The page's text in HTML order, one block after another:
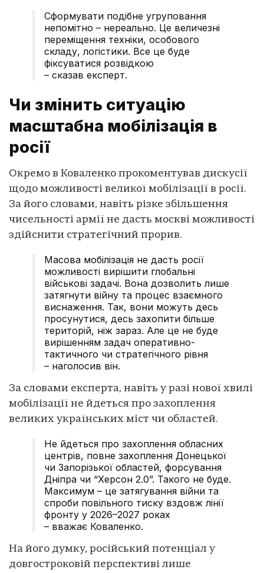
Сформувати подібне угруповання
непомітно – нереально. Це величезні
переміщення техніки, особового
складу, логістики. Все це буде
фіксуватися розвідкою
– сказав експерт.
Чи змінить ситуацію
масштабна мобілізація в
росії
Окремо в Коваленко прокоментував дискусії
щодо можливості великої мобілізації в росії.
За його словами, навіть різке збільшення
чисельності армії не дасть москві можливості
здійснити стратегічний прорив.
Масова мобілізація не дасть росії
можливості вирішити глобальні
військові задачі. Вона дозволить лише
затягнути війну та процес взаємного
виснаження. Так, вони можуть десь
просунутися, десь захопити більше
територій, ніж зараз. Але це не буде
вирішенням задач оперативно-
тактичного чи стратегічного рівня
– наголосив він.
За словами експерта, навіть у разі нової хвилі
мобілізації не йдеться про захоплення
великих українських міст чи областей.
Не йдеться про захоплення обласних
центрів, повне захоплення Донецької
чи Запорізької областей, форсування
Дніпра чи “Херсон 2.0”. Такого не буде.
Максимум – це затягування війни та
спроби повільного тиску вздовж лінії
фронту у 2026–2027 роках
– вважає Коваленко.
На його думку, російський потенціал у
довгостроковій перспективі лише